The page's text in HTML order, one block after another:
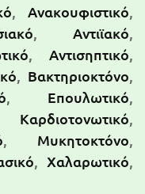
,Ανακουφιστικό,
, Αντιϊακό,
, Αντισηπτικό,
, Βακτηριοκτόνο,
, Επουλωτικό,
Καρδιοτονωτικό,
, Μυκητοκτόνο,
, Χαλαρωτικό,